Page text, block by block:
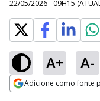
22/05/2026 - 09H15
A+ A-
Adicione como fonte
Ativar
Loaded:
51.59%